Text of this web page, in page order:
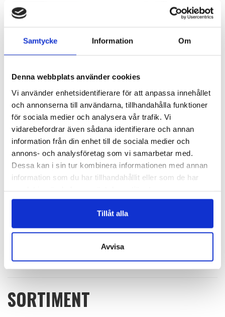
Samtycke Information Om
Denna webbplats använder cookies
Vi använder enhetsidentifierare för att anpassa innehållet
och annonserna till användarna, tillhandahålla funktioner
för sociala medier och analysera vår trafik. Vi
vidarebefordrar även sådana identifierare och annan
information från din enhet till de sociala medier och
annons- och analysföretag som vi samarbetar med.
Dessa kan i sin tur kombinera informationen med annan
information som du har tillhandahållit eller som de har
Tillåt alla
Avvisa
TARLATAN
Logga in för att se pris
ETAMIN REMSA – 12MM
NYHET
SORTIMENT